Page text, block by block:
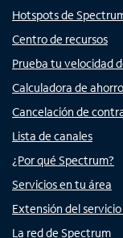
Hotspots de
Centro de recursos
Prueba tu velocidad
Calculadora de
Cancelación de
Lista de canales
¿Por qué Spectrum?
Servicios en tu área
Extensión del
La red de Spectrum